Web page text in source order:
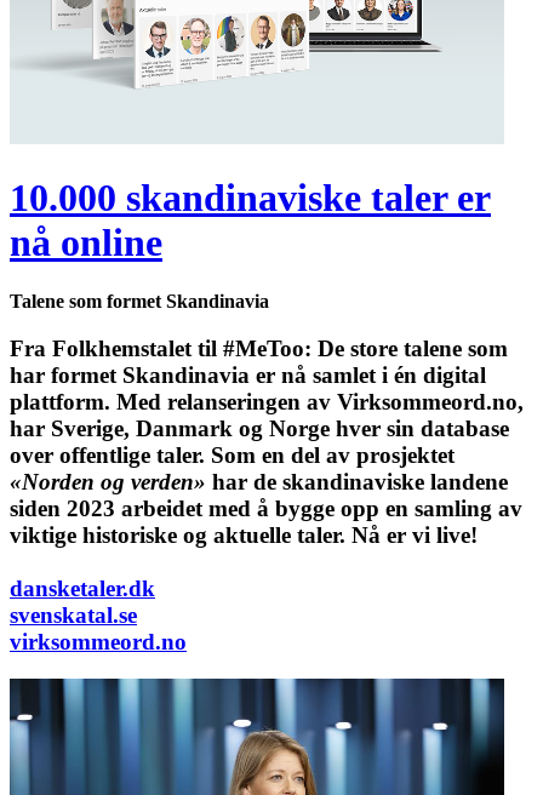
10.000 skandinaviske taler er
nå online
Talene som formet Skandinavia
Fra Folkhemstalet til #MeToo: De store talene som
har formet Skandinavia er nå samlet i én digital
plattform. Med relanseringen av Virksommeord.no,
har Sverige, Danmark og Norge hver sin database
over offentlige taler. Som en del av prosjektet
«Norden og verden» har de skandinaviske landene
siden 2023 arbeidet med å bygge opp en samling av
viktige historiske og aktuelle taler. Nå er vi live!
dansketaler.dk
svenskatal.se
virksommeord.no